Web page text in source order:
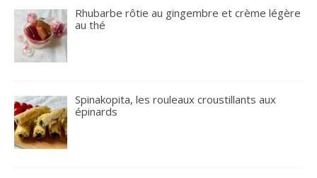
Rhubarbe rôtie au gingembre et crème légère
au thé
Spinakopita, les rouleaux croustillants aux
épinards